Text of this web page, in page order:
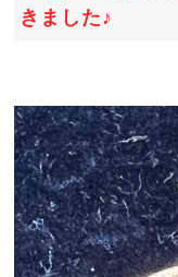
きました♪